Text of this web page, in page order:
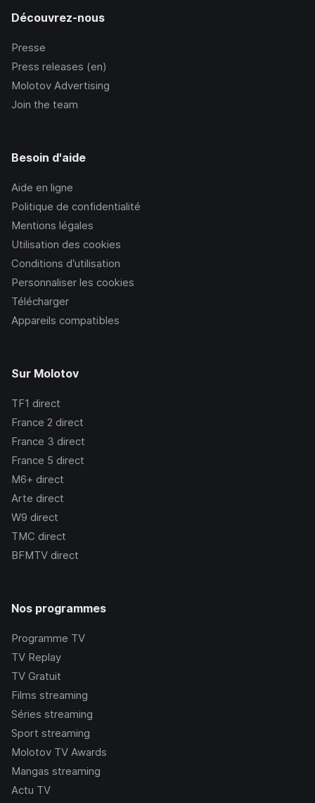
Découvrez-nous
Presse
Press releases (en)
Molotov Advertising
Join the team
Besoin d'aide
Aide en ligne
Politique de confidentialité
Mentions légales
Utilisation des cookies
Conditions d’utilisation
Personnaliser les cookies
Télécharger
Appareils compatibles
Sur Molotov
TF1 direct
France 2 direct
France 3 direct
France 5 direct
M6+ direct
Arte direct
W9 direct
TMC direct
BFMTV direct
Nos programmes
Programme TV
TV Replay
TV Gratuit
Films streaming
Séries streaming
Sport streaming
Molotov TV Awards
Mangas streaming
Actu TV